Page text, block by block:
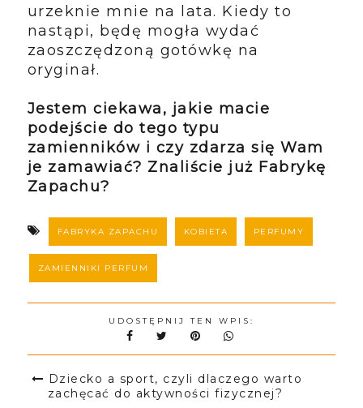
urzeknie mnie na lata. Kiedy to
nastąpi, będę mogła wydać
zaoszczędzoną gotówkę na
oryginał.
Jestem ciekawa, jakie macie
podejście do tego typu
zamienników i czy zdarza się Wam
je zamawiać? Znaliście już Fabrykę
Zapachu?
FABRYKA ZAPACHU KOBIETA PERFUMY
ZAMIENNIKI PERFUM
UDOSTĘPNIJ TEN WPIS:
Dziecko a sport, czyli dlaczego warto
zachęcać do aktywności fizycznej?